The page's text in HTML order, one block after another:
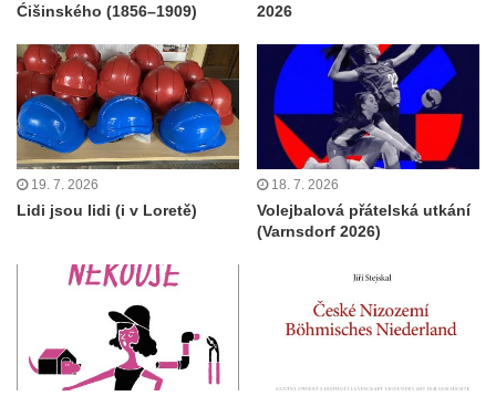
Ćišinského (1856–1909)
2026
19. 7. 2026
Lidi jsou lidi (i v Loretě)
18. 7. 2026
Volejbalová přátelská utkání
(Varnsdorf 2026)